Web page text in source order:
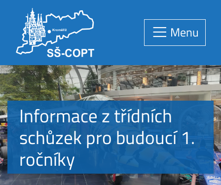
Menu
Informace z třídních
schůzek pro budoucí 1.
ročníky